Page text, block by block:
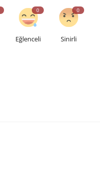
0
Eğlenceli
0
Sinirli